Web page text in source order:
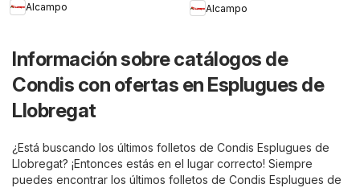
Alcampo
Alcampo
Información sobre catálogos de
Condis con ofertas en Esplugues de
Llobregat
¿Está buscando los últimos folletos de Condis Esplugues de
Llobregat? ¡Entonces estás en el lugar correcto! Siempre
puedes encontrar los últimos folletos de Condis Esplugues de